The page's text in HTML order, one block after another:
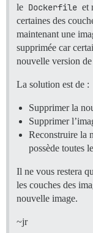
le Dockerfile et
certaines des
maintenant une
supprimée car
nouvelle version
La solution est de :
Supprimer la
Supprimer
Reconstruire la
possède toutes
Il ne vous restera
les couches des
nouvelle image.
~jr